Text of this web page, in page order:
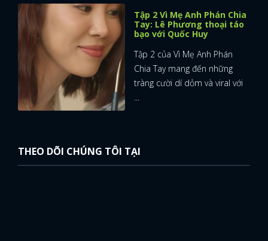
Tập 2 Vì Mẹ Anh Phán Chia
Tay: Lê Phương thoại táo
bạo với Quốc Huy
Tập 2 của Vì Mẹ Anh Phán
Chia Tay mang đến những
tràng cười dí dỏm và viral với
THEO DÕI CHÚNG TÔI TẠI